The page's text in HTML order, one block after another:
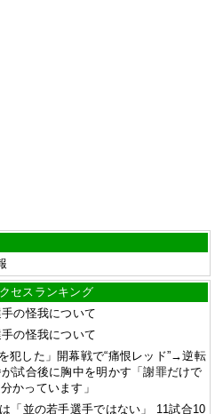
セスランキング
の怪我について
の怪我について
を犯した」開幕戦で“痛恨レッド”→逆転
試合後に胸中を明かす「謝罪だけで
かっています」
「並の若手選手ではない」 11試合10